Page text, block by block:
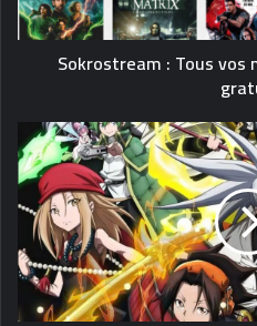
Sokrostream : Tous vos